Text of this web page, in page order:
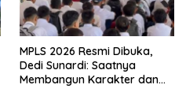
MPLS 2026 Resmi Dibuka,
Dedi Sunardi: Saatnya
Membangun Karakter dan